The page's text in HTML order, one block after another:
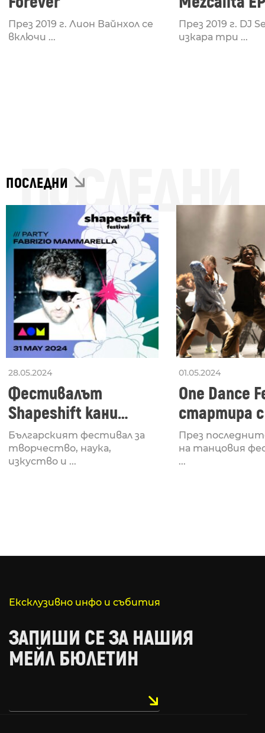
През 2019 г. Лион Вайнхол се
включи ...
През 2019 г. DJ
изкара три ...
ПОСЛЕДНИ
ПОСЛЕДНИ
28.05.2024
Фестивалът
Shapeshift кани
Fabrizio Mammarella
за откриването си
Българският фестивал за
творчество, наука,
изкуство и ...
01.05.2024
One Dance
стартира
Lucid,
рейв
През
на танцовия
...
Ексклузивно инфо и събития
ЗАПИШИ СЕ ЗА НАШИЯ
МЕЙЛ БЮЛЕТИН